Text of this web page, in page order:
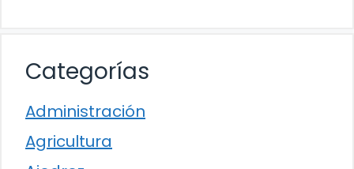
Categorías
Administración
Agricultura